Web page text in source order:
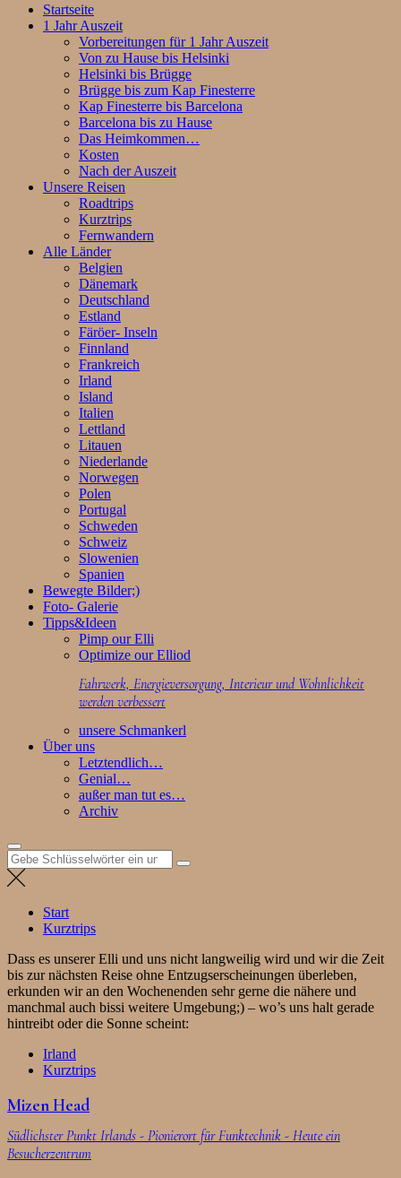
Startseite
1 Jahr Auszeit
Vorbereitungen für 1 Jahr Auszeit
Von zu Hause bis Helsinki
Helsinki bis Brügge
Brügge bis zum Kap Finesterre
Kap Finesterre bis Barcelona
Barcelona bis zu Hause
Das Heimkommen…
Kosten
Nach der Auszeit
Unsere Reisen
Roadtrips
Kurztrips
Fernwandern
Alle Länder
Belgien
Dänemark
Deutschland
Estland
Färöer- Inseln
Finnland
Frankreich
Irland
Island
Italien
Lettland
Litauen
Niederlande
Norwegen
Polen
Portugal
Schweden
Schweiz
Slowenien
Spanien
Bewegte Bilder;)
Foto- Galerie
Tipps&Ideen
Pimp our Elli
Optimize our Elliod
Fahrwerk, Energieversorgung, Interieur und Wohnlichkeit
werden verbessert
unsere Schmankerl
Über uns
Letztendlich…
Genial…
außer man tut es…
Archiv
Suchen
nach:
Start
Kurztrips
Dass es unserer Elli und uns nicht langweilig wird und wir die Zeit
bis zur nächsten Reise ohne Entzugserscheinungen überleben,
erkunden wir an den Wochenenden sehr gerne die nähere und
manchmal auch bissi weitere Umgebung;) – wo’s uns halt gerade
hintreibt oder die Sonne scheint:
Irland
Kurztrips
Mizen Head
Südlichster Punkt Irlands - Pionierort für Funktechnik - Heute ein
Besucherzentrum